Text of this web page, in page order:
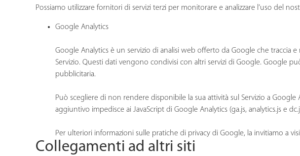
Possiamo utilizzare fornitori di servizi terzi per monitorare e analizzare l’uso del
Google Analytics
Google Analytics è un servizio di analisi web offerto da Google che traccia
Servizio. Questi dati vengono condivisi con altri servizi di Google. Google
pubblicitaria.
Può scegliere di non rendere disponibile la sua attività sul Servizio a
aggiuntivo impedisce ai JavaScript di Google Analytics (ga.js, analytics.js e
Per ulteriori informazioni sulle pratiche di privacy di Google, la invitiamo a
Collegamenti ad altri siti